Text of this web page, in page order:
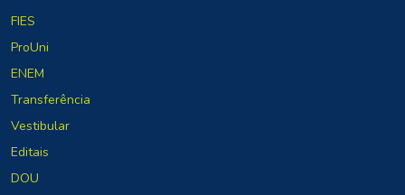
FIES
ProUni
ENEM
Transferência
Vestibular
Editais
DOU